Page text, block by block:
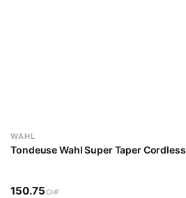
WAHL
Tondeuse Wahl Super Taper Cordless
150.75CHF